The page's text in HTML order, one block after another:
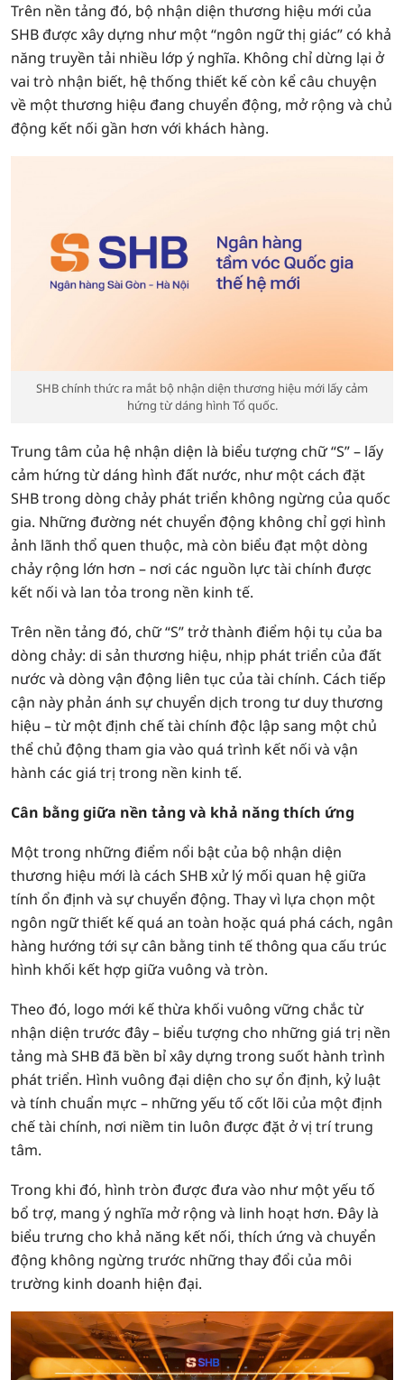
Trên nền tảng đó, bộ nhận diện thương hiệu mới của
SHB được xây dựng như một “ngôn ngữ thị giác” có khả
năng truyền tải nhiều lớp ý nghĩa. Không chỉ dừng lại ở
vai trò nhận biết, hệ thống thiết kế còn kể câu chuyện
về một thương hiệu đang chuyển động, mở rộng và chủ
động kết nối gần hơn với khách hàng.
SHB chính thức ra mắt bộ nhận diện thương hiệu mới lấy cảm
hứng từ dáng hình Tổ quốc.
Trung tâm của hệ nhận diện là biểu tượng chữ “S” – lấy
cảm hứng từ dáng hình đất nước, như một cách đặt
SHB trong dòng chảy phát triển không ngừng của quốc
gia. Những đường nét chuyển động không chỉ gợi hình
ảnh lãnh thổ quen thuộc, mà còn biểu đạt một dòng
chảy rộng lớn hơn – nơi các nguồn lực tài chính được
kết nối và lan tỏa trong nền kinh tế.
Trên nền tảng đó, chữ “S” trở thành điểm hội tụ của ba
dòng chảy: di sản thương hiệu, nhịp phát triển của đất
nước và dòng vận động liên tục của tài chính. Cách tiếp
cận này phản ánh sự chuyển dịch trong tư duy thương
hiệu – từ một định chế tài chính độc lập sang một chủ
thể chủ động tham gia vào quá trình kết nối và vận
hành các giá trị trong nền kinh tế.
Cân bằng giữa nền tảng và khả năng thích ứng
Một trong những điểm nổi bật của bộ nhận diện
thương hiệu mới là cách SHB xử lý mối quan hệ giữa
tính ổn định và sự chuyển động. Thay vì lựa chọn một
ngôn ngữ thiết kế quá an toàn hoặc quá phá cách, ngân
hàng hướng tới sự cân bằng tinh tế thông qua cấu trúc
hình khối kết hợp giữa vuông và tròn.
Theo đó, logo mới kế thừa khối vuông vững chắc từ
nhận diện trước đây – biểu tượng cho những giá trị nền
tảng mà SHB đã bền bỉ xây dựng trong suốt hành trình
phát triển. Hình vuông đại diện cho sự ổn định, kỷ luật
và tính chuẩn mực – những yếu tố cốt lõi của một định
chế tài chính, nơi niềm tin luôn được đặt ở vị trí trung
tâm.
Trong khi đó, hình tròn được đưa vào như một yếu tố
bổ trợ, mang ý nghĩa mở rộng và linh hoạt hơn. Đây là
biểu trưng cho khả năng kết nối, thích ứng và chuyển
động không ngừng trước những thay đổi của môi
trường kinh doanh hiện đại.